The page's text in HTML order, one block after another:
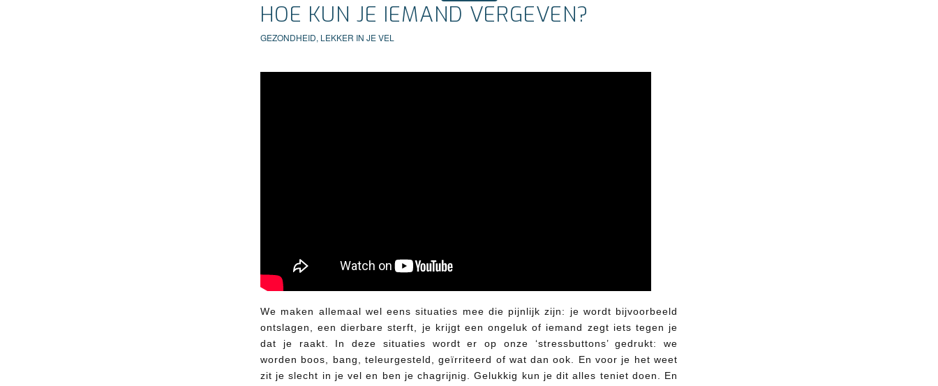
HOE KUN JE IEMAND VERGEVEN?
GEZONDHEID, LEKKER IN JE VEL
We maken allemaal wel eens situaties mee die pijnlijk zijn: je wordt bijvoorbeeld
ontslagen, een dierbare sterft, je krijgt een ongeluk of iemand zegt iets tegen je
dat je raakt. In deze situaties wordt er op onze ‘stressbuttons’ gedrukt: we
worden boos, bang, teleurgesteld, geïrriteerd of wat dan ook. En voor je het weet
zit je slecht in je vel en ben je chagrijnig. Gelukkig kun je dit alles teniet doen. En